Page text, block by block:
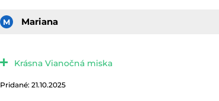
M Mariana
Krásna Vianočná miska
Pridané: 21.10.2025